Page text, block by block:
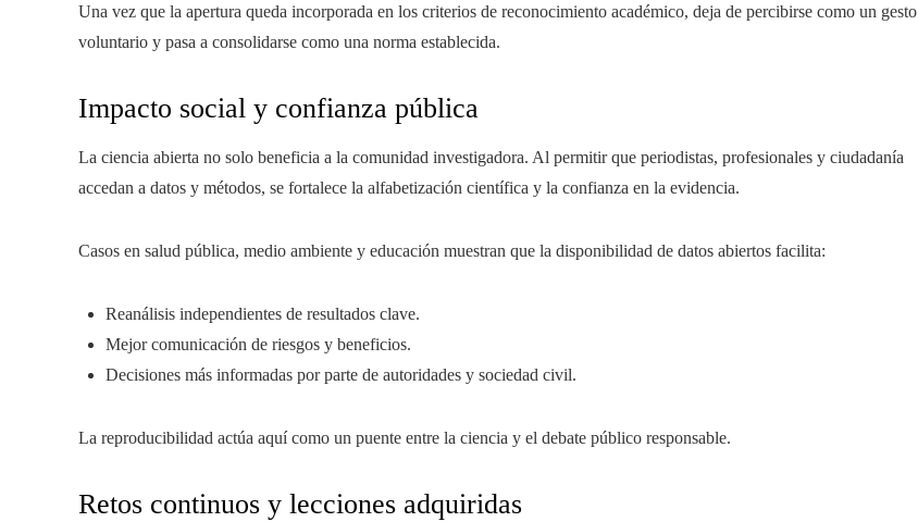
Una vez que la apertura queda incorporada en los criterios de reconocimiento académico, deja de percibirse como un gesto
voluntario y pasa a consolidarse como una norma establecida.
Impacto social y confianza pública
La ciencia abierta no solo beneficia a la comunidad investigadora. Al permitir que periodistas, profesionales y ciudadanía
accedan a datos y métodos, se fortalece la alfabetización científica y la confianza en la evidencia.
Casos en salud pública, medio ambiente y educación muestran que la disponibilidad de datos abiertos facilita:
Reanálisis independientes de resultados clave.
Mejor comunicación de riesgos y beneficios.
Decisiones más informadas por parte de autoridades y sociedad civil.
La reproducibilidad actúa aquí como un puente entre la ciencia y el debate público responsable.
Retos continuos y lecciones adquiridas